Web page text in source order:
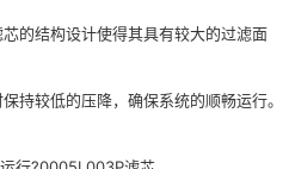
的结构设计使得其具有较大的过滤面
持较低的压降，确保系统的顺畅运行。